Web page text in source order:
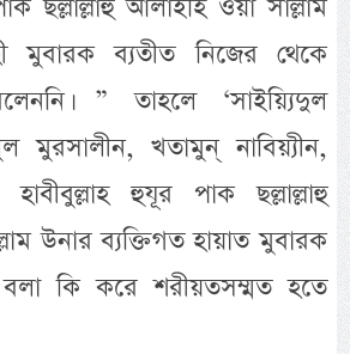
ছল্লাল্লাহু আলাইহি ওয়া সাল্লাম
মুবারক ব্যতীত নিজের থেকে
” তাহলে ‘সাইয়্যিদুল
মুরসালীন, খতামুন্ নাবিয়্যীন,
হুযূর পাক ছল্লাল্লাহু
উনার ব্যক্তিগত হায়াত মুবারক
কি করে শরীয়তসম্মত হতে